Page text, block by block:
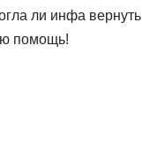
ли инфа вернуть
помощь!